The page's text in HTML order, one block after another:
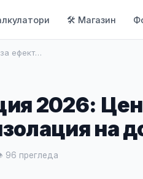
🛠 Магазин
ефект…
2026:
на
96 прегледа